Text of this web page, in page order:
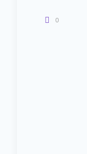
0